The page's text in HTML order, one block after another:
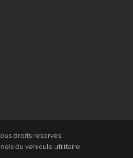
droits reserves.
du vehicule utilitaire